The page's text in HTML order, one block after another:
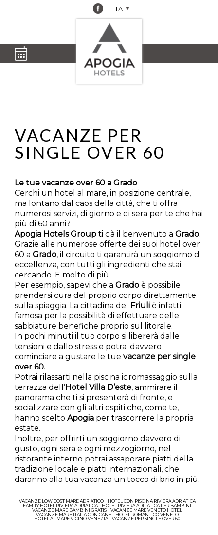
Hotel
Donatello
Danieli
Horizonte
Bibione
hotel
ITA
Dal 07/08/2026 Al 08/08/2026
VACANZE PER
SINGLE OVER 60
Le tue vacanze over 60 a Grado
Cerchi un hotel al mare, in posizione centrale,
ma lontano dal caos della città, che ti offra
numerosi servizi, di giorno e di sera per te che hai
più di 60 anni?
Apogia Hotels Group ti dà il benvenuto a Grado.
Grazie alle numerose offerte dei suoi hotel over
60 a Grado, il circuito ti garantirà un soggiorno di
eccellenza, con tutti gli ingredienti che stai
cercando. E molto di più.
Per esempio, sapevi che a Grado è possibile
prendersi cura del proprio corpo direttamente
sulla spiaggia. La cittadina del
Friuli è infatti
famosa per la possibilità di effettuare delle
sabbiature benefiche proprio sul litorale.
In pochi minuti il tuo corpo si libererà dalle
tensioni e dallo stress e potrai davvero
cominciare a gustare le tue vacanze per single
over 60.
Potrai rilassarti nella piscina idromassaggio sulla
terrazza dell’Hotel Villa D’este, ammirare il
panorama che ti si presenterà di fronte, e
socializzare con gli altri ospiti che, come te,
hanno scelto Apogia per trascorrere la propria
estate.
Inoltre, per offrirti un soggiorno davvero di
gusto, ogni sera e ogni mezzogiorno, nel
ristorante interno potrai assaporare piatti della
tradizione locale e piatti internazionali, che
daranno alla tua vacanza un tocco di brio in più.
VACANZE LOW COST MARE ADRIATICO
HOTEL CON PISCINA RIVIERA ADRIATICA
FAMILY HOTEL RIVIERA ADRIATICA
HOTEL RIVIERA ADRIATICA PER BAMBINI
VACANZE MARE BAMBINI GRATIS
VACANZE MARE VENETO HOTEL
VACANZE MARE ITALIA CON CANE
HOTEL ROMANTICO VENETO
HOTEL AL MARE VICINO VENEZIA
VACANZE PER SINGLE OVER 60